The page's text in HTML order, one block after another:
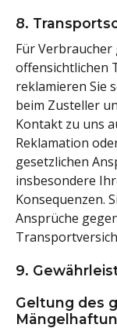
8.
Für
offensichtlichen
reklamieren Sie
beim Zusteller
Kontakt zu uns
Reklamation
gesetzlichen
insbesondere
Konsequenzen.
Ansprüche
9.
Geltung des